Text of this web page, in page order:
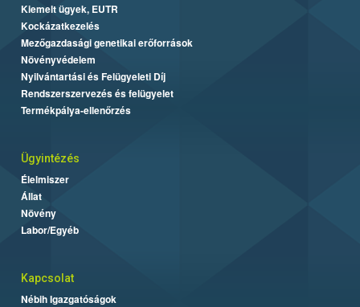
Kiemelt ügyek, EUTR
Kockázatkezelés
Mezőgazdasági genetikai erőforrások
Növényvédelem
Nyilvántartási és Felügyeleti Díj
Rendszerszervezés és felügyelet
Termékpálya-ellenőrzés
Ügyintézés
Élelmiszer
Állat
Növény
Labor/Egyéb
Kapcsolat
Nébih Igazgatóságok